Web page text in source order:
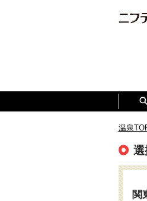
温泉
選
関